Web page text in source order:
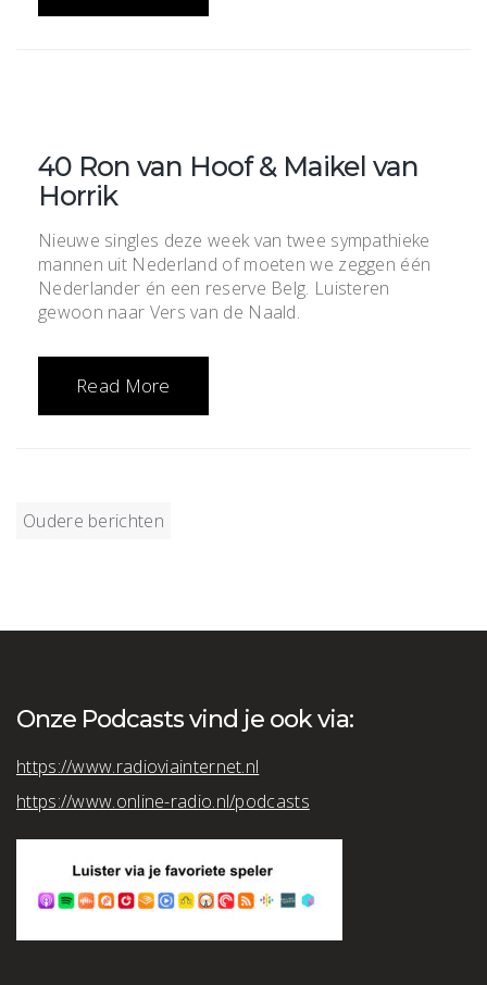
40 Ron van Hoof & Maikel van
Horrik
Nieuwe singles deze week van twee sympathieke
mannen uit Nederland of moeten we zeggen één
Nederlander én een reserve Belg. Luisteren
gewoon naar Vers van de Naald.
Read More
Berichtnavigatie
Oudere berichten
Onze Podcasts vind je ook via:
https://www.radioviainternet.nl
https://www.online-radio.nl/podcasts